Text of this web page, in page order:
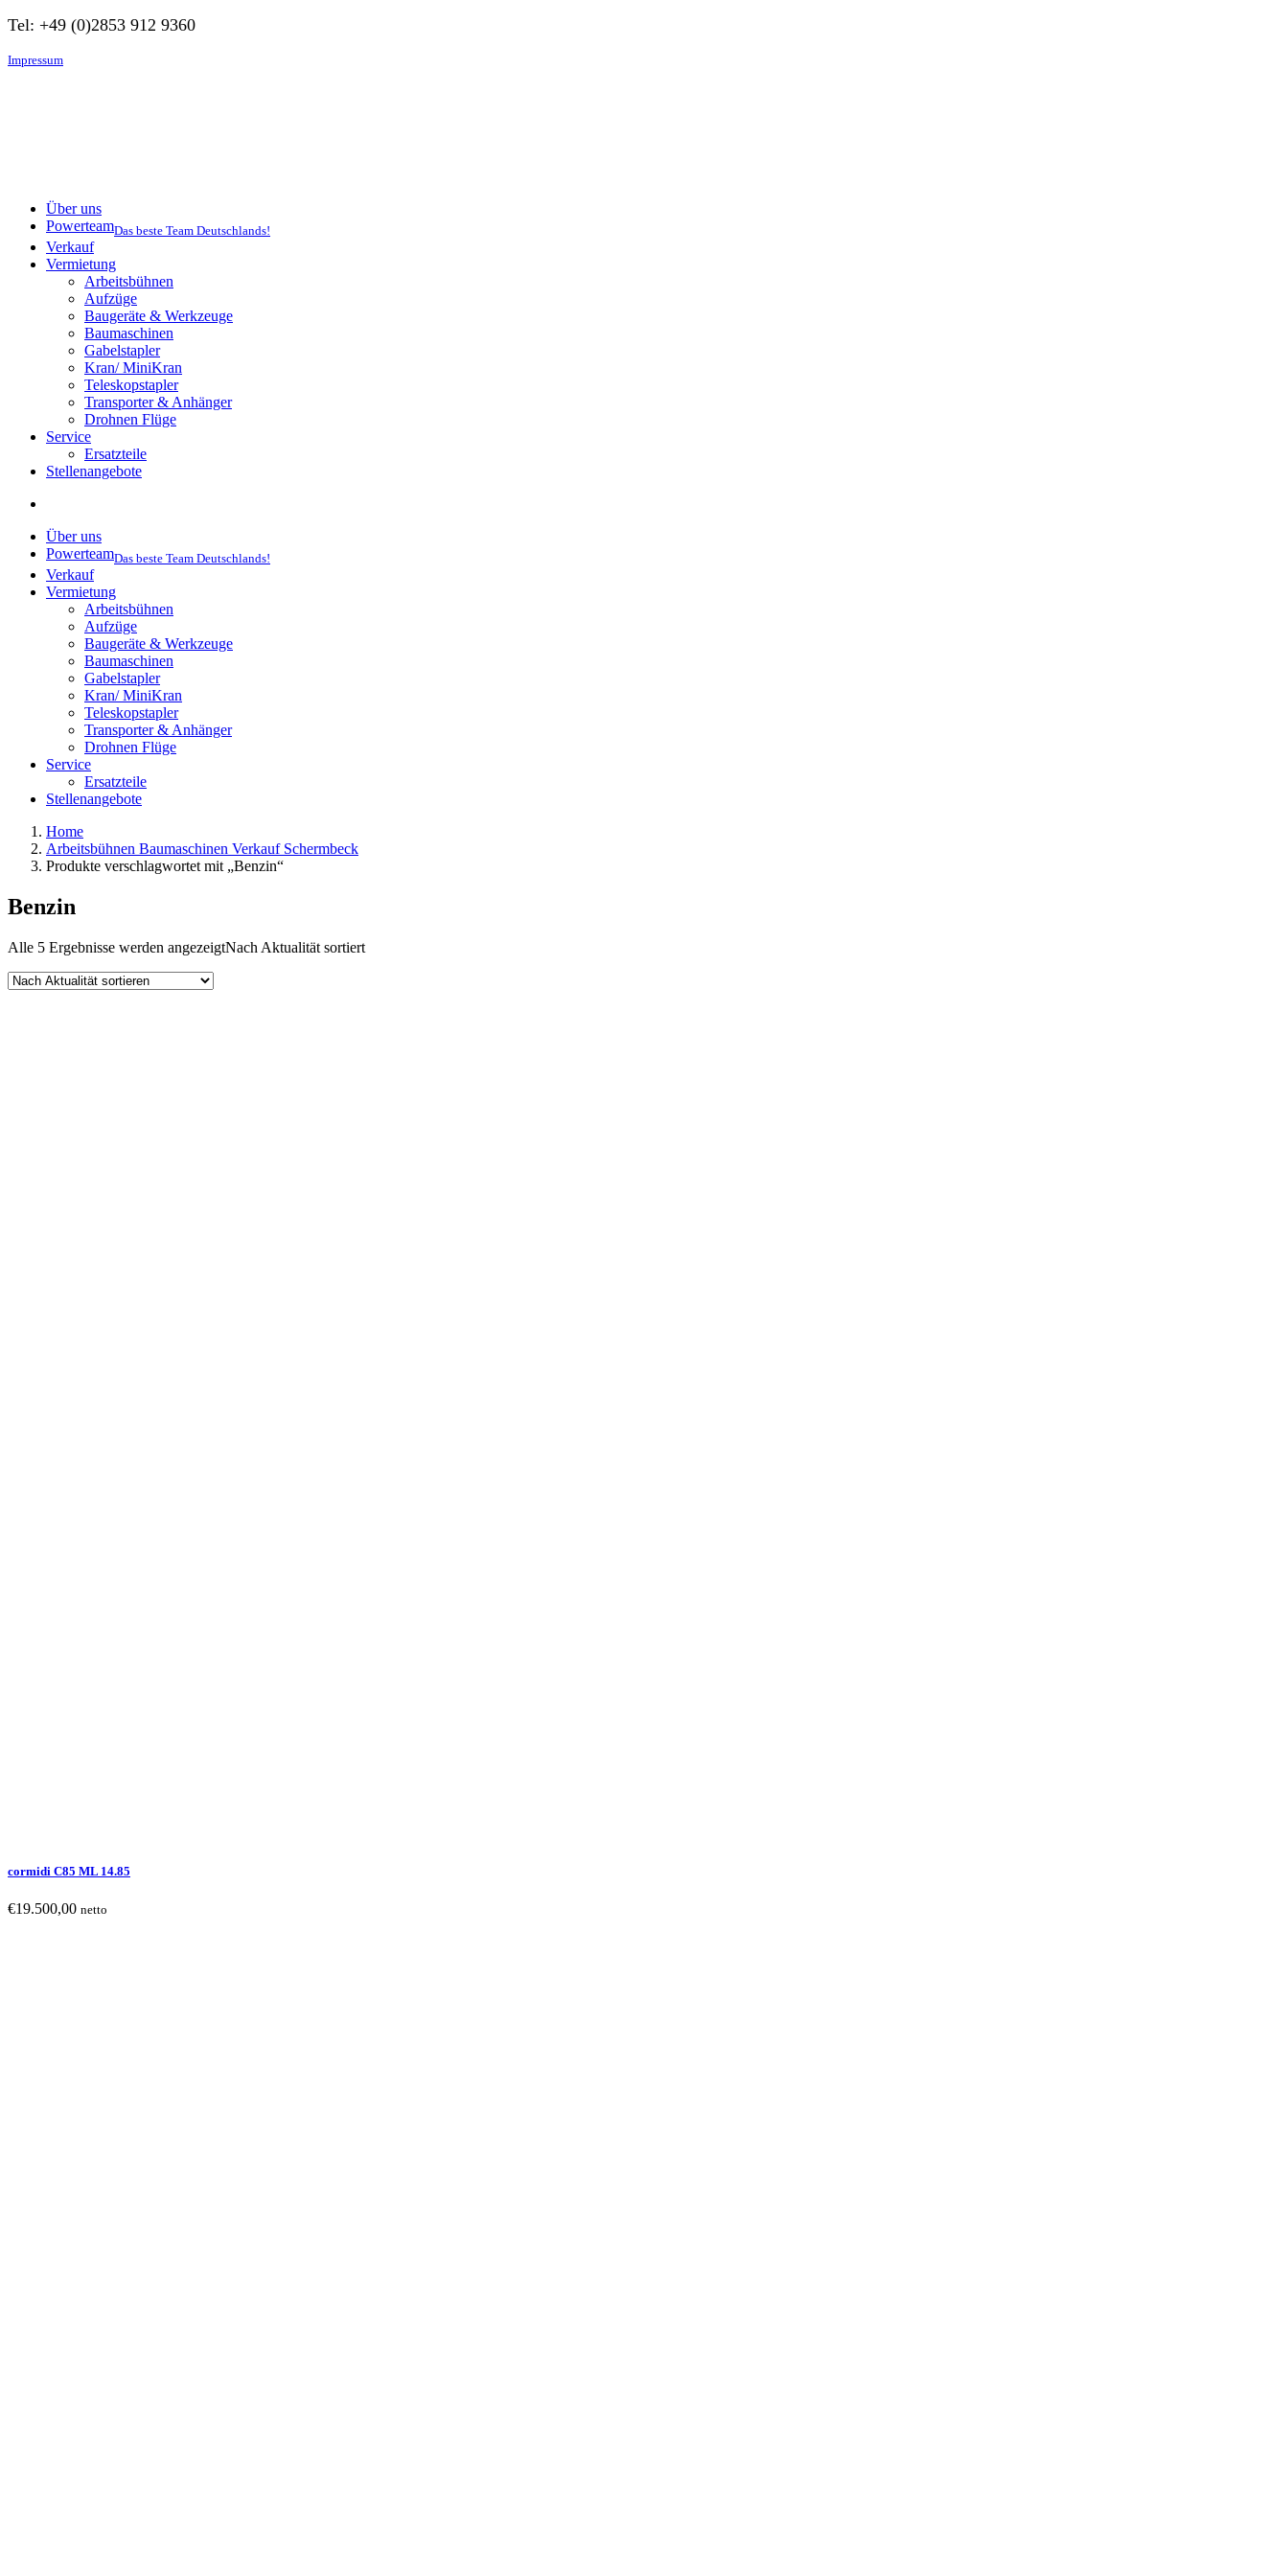
Tel: +49 (0)2853 912 9360
Impressum
Über uns
PowerteamDas beste Team Deutschlands!
Verkauf
Vermietung
Arbeitsbühnen
Aufzüge
Baugeräte & Werkzeuge
Baumaschinen
Gabelstapler
Kran/ MiniKran
Teleskopstapler
Transporter & Anhänger
Drohnen Flüge
Service
Ersatzteile
Stellenangebote
Über uns
PowerteamDas beste Team Deutschlands!
Verkauf
Vermietung
Arbeitsbühnen
Aufzüge
Baugeräte & Werkzeuge
Baumaschinen
Gabelstapler
Kran/ MiniKran
Teleskopstapler
Transporter & Anhänger
Drohnen Flüge
Service
Ersatzteile
Stellenangebote
Home
Arbeitsbühnen Baumaschinen Verkauf Schermbeck
Produkte verschlagwortet mit „Benzin“
Benzin
Alle 5 Ergebnisse werden angezeigtNach Aktualität sortiert
cormidi C85 ML 14.85
€19.500,00 netto